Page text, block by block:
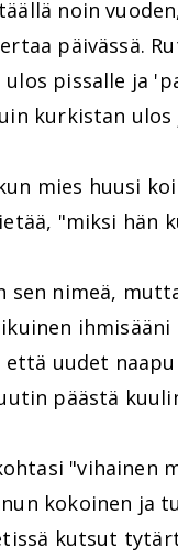
noin
päivässä.
pissalle ja
kurkistan ulos
mies huusi
"miksi hän
sen nimeä,
uudet
päästä
"vihainen
kokoinen ja
kutsut